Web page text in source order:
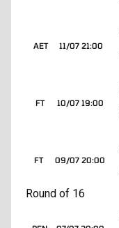
11/07 21:00
AET
10/07 19:00
FT
09/07 20:00
FT
Round of 16